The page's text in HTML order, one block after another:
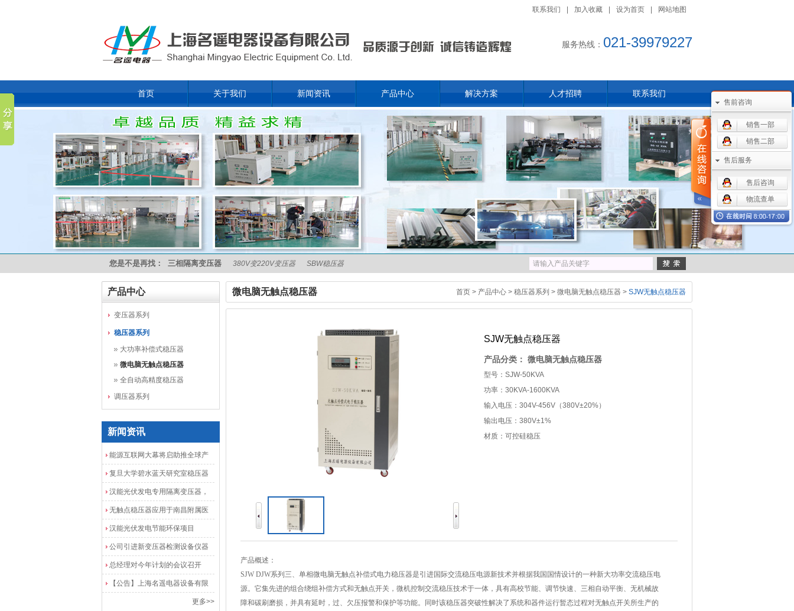
联系我们 加入收藏 设为首页 网站地图
服务热线： 021-39979227
首页 关于我们 新闻资讯 产品中心 解决方案 人才招聘 联系我们
您是不是再找： 三相隔离变压器 380V变220V变压器 SBW稳压器
产品中心
变压器系列
稳压器系列
大功率补偿式稳压器
微电脑无触点稳压器
全自动高精度稳压器
调压器系列
新闻资讯
能源互联网大幕将启助推全球产
业发展加速度
复旦大学碧水蓝天研究室稳压器
安装调试成功
汉能光伏发电专用隔离变压器，
光伏发电隔离配电柜
无触点稳压器应用于南昌附属医
院
汉能光伏发电节能环保项目
公司引进新变压器检测设备仪器
总经理对今年计划的会议召开
【公告】上海名遥电器设备有限
更多>>
微电脑无触点稳压器 首页 > 产品中心 > 稳压器系列 > 微电脑无触点稳压器 > SJW无触点稳压器
SJW无触点稳压器
产品分类： 微电脑无触点稳压器
型号：SJW-50KVA
功率：30KVA-1600KVA
输入电压：304V-456V（380V±20%）
输出电压：380V±1%
材质：可控硅稳压
产品概述：
SJW DJW系列三、单相微电脑无触点补偿式电力稳压器是引进国际交流稳压电源新技术并根据我国国情设计的一种新大功率交流稳压电
源。它集先进的组合绕组补偿方式和无触点开关，微机控制交流稳压技术于一体，具有高校节能、调节快速、三相自动平衡、无机械故
障和碳刷磨损，并具有延时，过、欠压报警和保护等功能。同时该稳压器突破性解决了系统和器件运行暂态过程对无触点开关所生产的
售前咨询
销售一部
销售二部
售后服务
售后咨询
物流查单